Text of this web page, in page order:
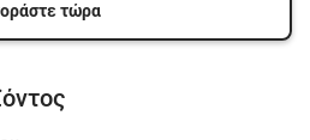
τώρα